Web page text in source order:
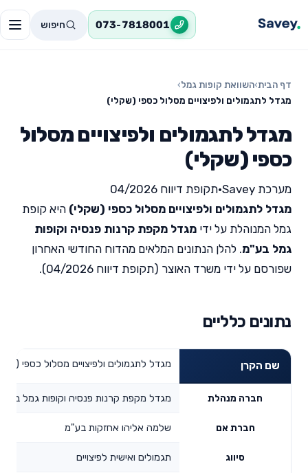
073-7818001 חיפוש
דף הבית›השוואת קופות גמל›
מגדל לתגמולים ולפיצויים מסלול כספי (שקלי)
מגדל לתגמולים ולפיצויים מסלול
כספי (שקלי)
מערכת Savey •תקופת דיווח 04/2026
מגדל לתגמולים ולפיצויים מסלול כספי (שקלי) היא קופת
גמל המנוהלת על ידי מגדל מקפת קרנות פנסיה וקופות
גמל בע"מ. להלן הנתונים המלאים מהדוח החודשי האחרון
שפורסם על ידי משרד האוצר (תקופת דיווח 04/2026).
נתונים כלליים
שם הקרן מגדל לתגמולים ולפיצויים מסלול כספי
חברה מנהלת מגדל מקפת קרנות פנסיה וקופות גמל
חברת אם שלמה אליהו אחזקות בע"מ
סיווג תגמולים ואישית לפיצויים